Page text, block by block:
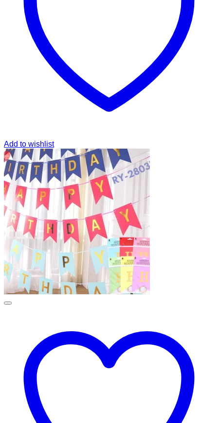
Add to wishlist